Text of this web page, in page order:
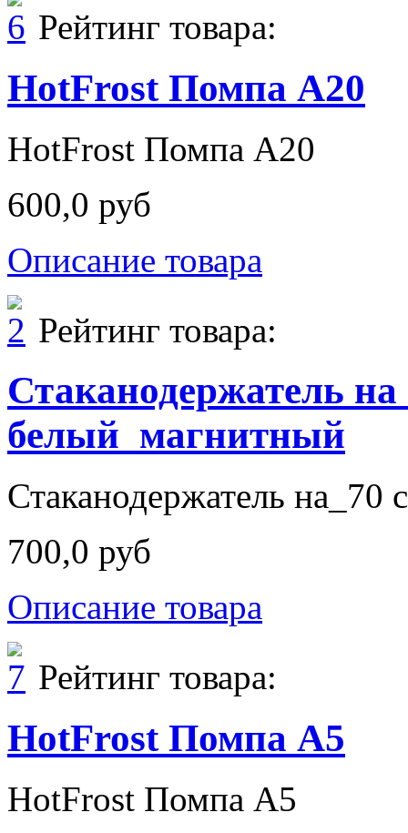
Рейтинг товара:
HotFrost Помпа A20
HotFrost Помпа A20
600,0 руб
Описание товара
Рейтинг товара:
Стаканодержатель
белый_магнитный
Стаканодержатель на_70
700,0 руб
Описание товара
Рейтинг товара:
HotFrost Помпа A5
HotFrost Помпа A5